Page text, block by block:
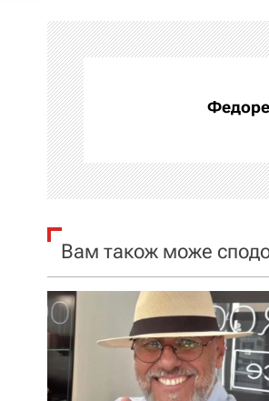
і
г
а
ц
і
я
а
п
и
Вам також може